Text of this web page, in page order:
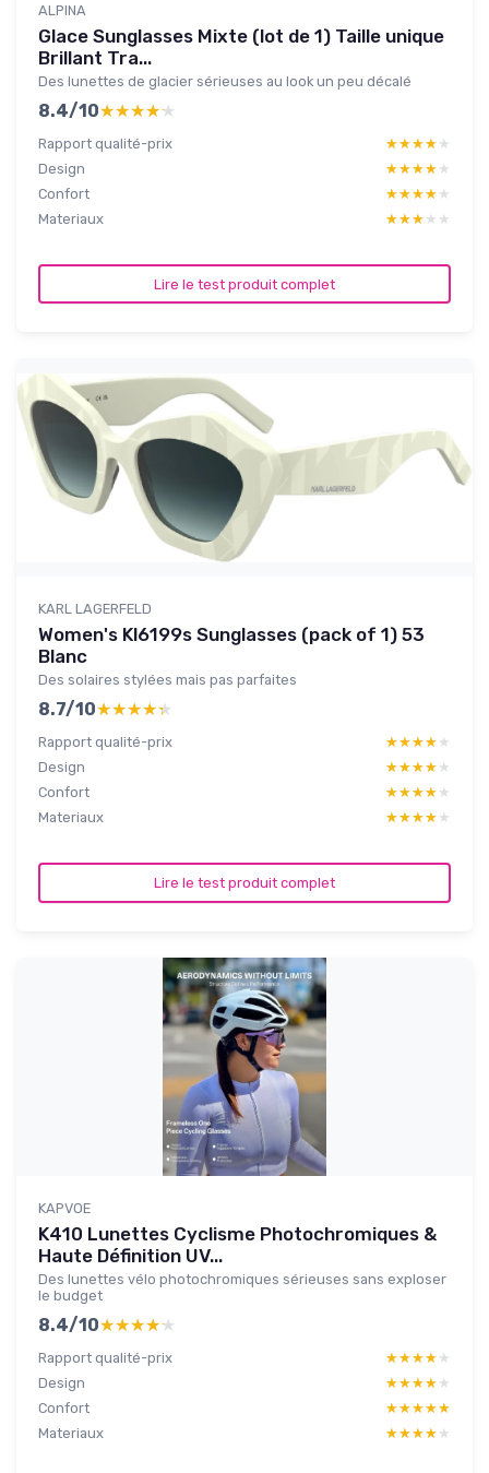
ALPINA
Glace Sunglasses Mixte (lot de 1) Taille unique
Brillant Tra...
Des lunettes de glacier sérieuses au look un peu décalé
8.4/10★★★★★
★★★★★
Rapport qualité-prix ★★★★★
★★★★★
Design
★★★★★
★★★★★
Confort
★★★★★
★★★★★
Materiaux
★★★★★
★★★★★
Lire le test produit complet
KARL LAGERFELD
Women's Kl6199s Sunglasses (pack of 1) 53
Blanc
Des solaires stylées mais pas parfaites
8.7/10★★★★★
★★★★★
Rapport qualité-prix ★★★★★
★★★★★
Design
★★★★★
★★★★★
Confort
★★★★★
★★★★★
Materiaux
★★★★★
★★★★★
Lire le test produit complet
KAPVOE
K410 Lunettes Cyclisme Photochromiques &
Haute Définition UV...
Des lunettes vélo photochromiques sérieuses sans exploser
le budget
8.4/10★★★★★
★★★★★
Rapport qualité-prix ★★★★★
★★★★★
Design
★★★★★
★★★★★
Confort
★★★★★
★★★★★
Materiaux
★★★★★
★★★★★